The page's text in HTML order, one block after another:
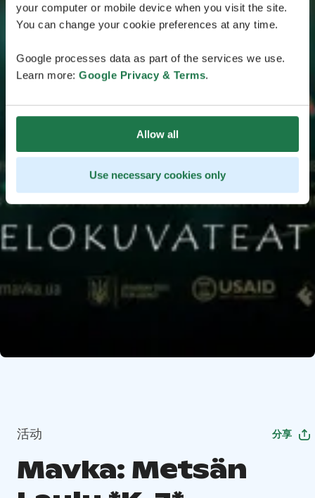
your computer or mobile device when you visit the site.
You can change your cookie preferences at any time.
Google processes data as part of the services we use.
Learn more: Google Privacy & Terms.
Allow all
Use necessary cookies only
活动 分享
Mavka: Metsän